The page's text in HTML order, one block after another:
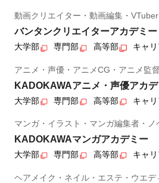
動画クリエイター・動画編集・
バンタンクリエイターアカデミー
大学部 専門部 高等部 キャ
アニメ・声優・アニメCG・アニメ監督
KADOKAWAアニメ・声優アカ
大学部 専門部 高等部 キャ
マンガ・イラスト・マンガ編集者・ノ
KADOKAWAマンガアカデミー
大学部 専門部 高等部 キャ
ヘアメイク・ネイル・エステ・ウエデ